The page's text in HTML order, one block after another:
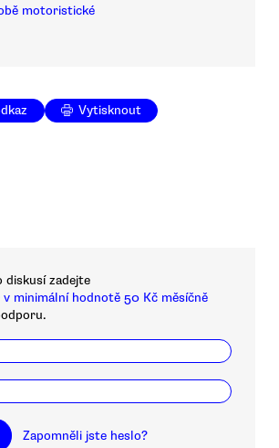
motoristické
Vytisknout
zadejte
minimální hodnotě 50 Kč měsíčně
Zapomněli jste heslo?